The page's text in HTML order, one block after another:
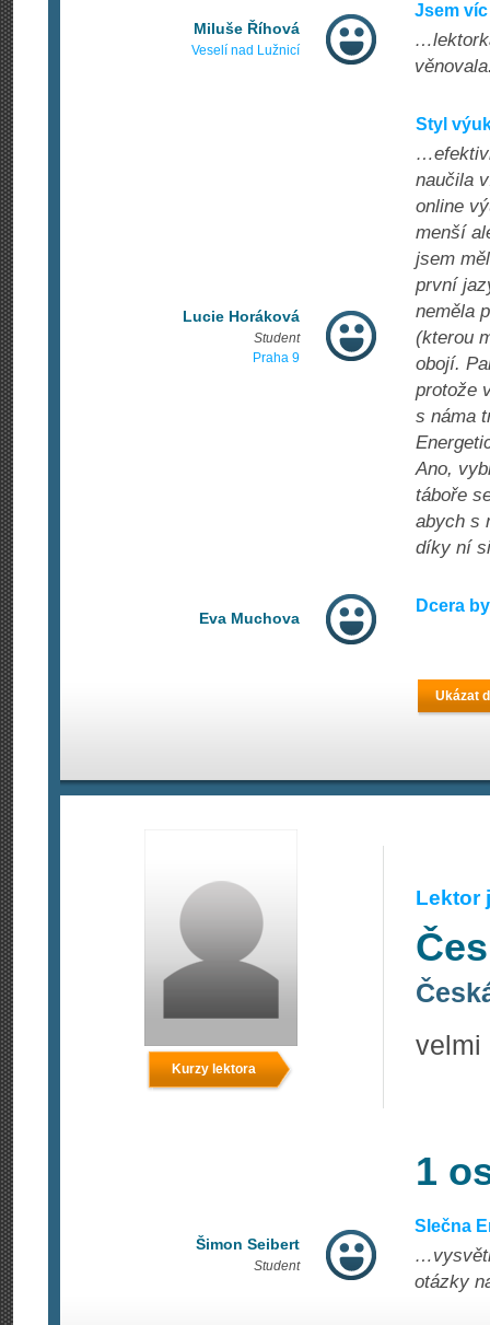
Miluše Říhová
Veselí nad Lužnicí
Jsem
Lucie Horáková
Student
Praha 9
Styl
naučila
online
menší
jsem
první
neměla
(kterou
obojí.
protože
s náma
Ano,
táboře
abych s
díky ní
Eva Muchova
Dcera
Ukázat
Kurzy lektora
Lektor
velmi
1
Šimon Seibert
Student
Slečna
otázky